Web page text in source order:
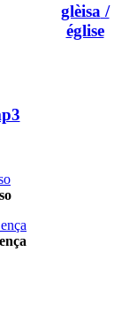
glèisa /
église